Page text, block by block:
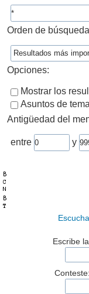
Orden de
Opciones:
Mostrar los
Asuntos de
Antigüedad del
entre y
Escribe